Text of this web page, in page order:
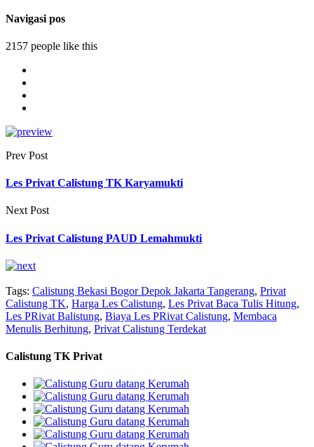
Navigasi pos
2157 people like this
Prev Post
Les Privat Calistung TK Karyamukti
Next Post
Les Privat Calistung PAUD Lemahmukti
Tags: Calistung Bekasi Bogor Depok Jakarta Tangerang, Privat
Calistung TK, Harga Les Calistung, Les Privat Baca Tulis Hitung,
Les PRivat Balistung, Biaya Les PRivat Calistung, Membaca
Menulis Berhitung, Privat Calistung Terdekat
Calistung TK Privat